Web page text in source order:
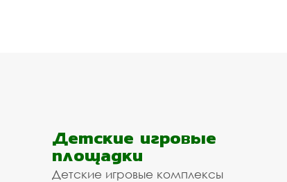
Детские игровые
площадки
Детские игровые комплексы